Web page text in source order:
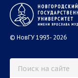
© НовГУ 1993- 2026